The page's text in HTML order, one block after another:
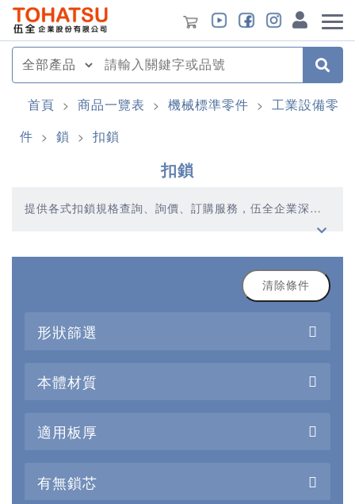
首頁 > 商品一覽表 > 機械標準零件 > 工業設備零
件 > 鎖 > 扣鎖
扣鎖
提供各式扣鎖規格查詢、詢價、訂購服務，伍全企業深耕
模具產業多年，秉持著優質品質、合理價格、多元產品、
清除條件
形狀篩選
本體材質
適用板厚
有無鎖芯